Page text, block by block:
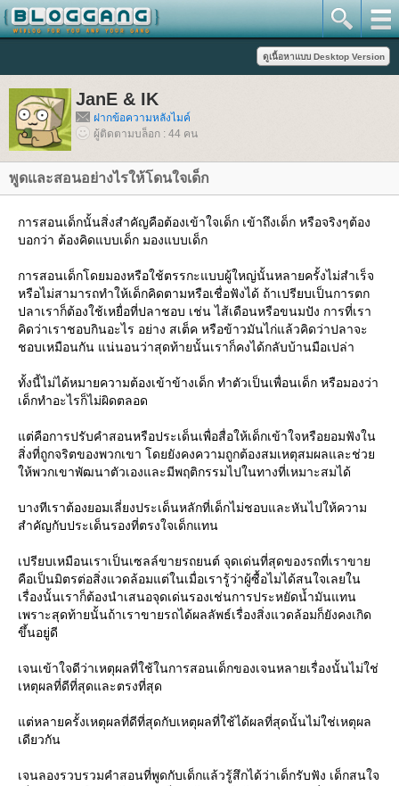
JanE & IK
ฝากข้อความหลังไมค์
ผู้ติดตามบล็อก : 44 คน
พูดและสอนอย่างไรให้โดนใจเด็ก
การสอนเด็กนั้นสิ่งสำคัญคือต้องเข้าใจเด็ก เข้าถึงเด็ก หรือจริงๆต้อง
บอกว่า ต้องคิดแบบเด็ก มองแบบเด็ก
การสอนเด็กโดยมองหรือใช้ตรรกะแบบผู้ใหญ่นั้นหลายครั้งไม่สำเร็จ
หรือไม่สามารถทำให้เด็กคิดตามหรือเชื่อฟังได้ ถ้าเปรียบเป็นการตก
ปลาเราก็ต้องใช้เหยื่อที่ปลาชอบ เช่น ไส้เดือนหรือขนมปัง การที่เรา
คิดว่าเราชอบกินอะไร อย่าง สเต็ค หรือข้าวมันไก่แล้วคิดว่าปลาจะ
ชอบเหมือนกัน แน่นอนว่าสุดท้ายนั้นเราก็คงได้กลับบ้านมือเปล่า
ทั้งนี้ไม่ได้หมายความต้องเข้าข้างเด็ก ทำตัวเป็นเพื่อนเด็ก หรือมองว่า
เด็กทำอะไรก็ไม่ผิดตลอด
ต่คือการปรับคำสอนหรือประเด็นเพื่อสื่อให้เด็กเข้าใจหรือยอมฟังใน
สิ่งที่ถูกจริตของพวกเขา โดยยังคงความถูกต้องสมเหตุสมผลและช่ว
ห้พวกเขาพัฒนาตัวเองและมีพฤติกรรมไปในทางที่เหมาะสมได้
บางทีเราต้องยอมเลี่ยงประเด็นหลักที่เด็กไม่ชอบและหันไปให้ความ
สำคัญกับประเด็นรองที่ตรงใจเด็กแทน
เปรียบเหมือนเราเป็นเซลล์ขายรถยนต์ จุดเด่นที่สุดของรถที่เราขา
คือเป็นมิตรต่อสิ่งแวดล้อมแต่ในเมื่อเรารู้ว่าผู้ซื้อไมได้สนใจเลยใน
เรื่องนั้นเราก็ต้องนำเสนอจุดเด่นรองเช่นการประหยัดน้ำมันแทน
เพราะสุดท้ายนั้นถ้าเราขายรถได้ผลลัพธ์เรื่องสิ่งแวดล้อมก็ยังคงเกิด
ขึ้นอยู่ดี
เจนเข้าใจดีว่าเหตุผลที่ใช้ในการสอนเด็กของเจนหลายเรื่องนั้นไม่ใช่
เหตุผลที่ดีที่สุดและตรงที่สุด
ต่หลายครั้งเหตุผลที่ดีที่สุดกับเหตุผลที่ใช้ได้ผลที่สุดนั้นไม่ใช่เหตุผล
เดียวกัน
เจนลองรวบรวมคำสอนที่พูดกับเด็กแล้วรู้สึกได้ว่าเด็กรับฟัง เด็กสนใจ